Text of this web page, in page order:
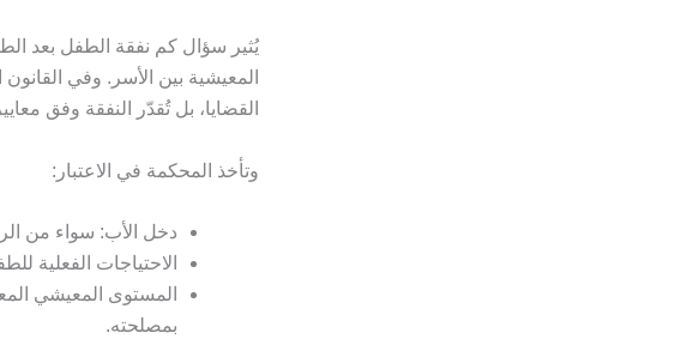
يُثير سؤال كم نفقة الطفل بعد
المعيشية بين الأسر. وفي
القضايا، بل تُقدّر النفقة وفق معايير
وتأخذ المحكمة في الاعتبار:
دخل الأب: سواء من
الاحتياجات الفعلية
المستوى المعيشي
بمصلحته.